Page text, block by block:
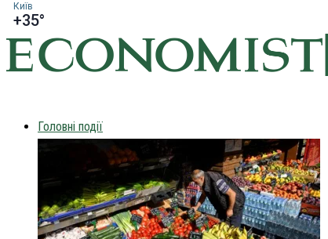
Київ
+35°
Головні події